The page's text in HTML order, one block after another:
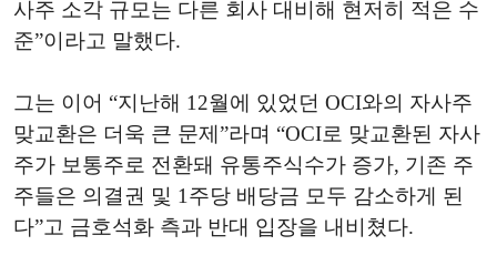
사주 소각 규모는 다른 회사 대비해 현저히 적은 수
준”이라고 말했다.
그는 이어 “지난해 12월에 있었던 OCI와의 자사주
맞교환은 더욱 큰 문제”라며 “OCI로 맞교환된 자사
주가 보통주로 전환돼 유통주식수가 증가, 기존 주
주들은 의결권 및 1주당 배당금 모두 감소하게 된
다”고 금호석화 측과 반대 입장을 내비쳤다.